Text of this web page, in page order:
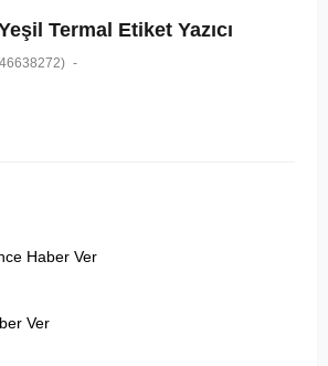
Termal Etiket Yazıcı
Haber Ver
Ver